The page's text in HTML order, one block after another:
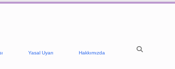
Yasal Uyarı Hakkımızda